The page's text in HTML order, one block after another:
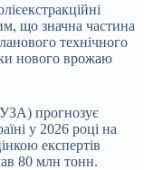
що значна частина
технічного
нового врожаю
прогнозує
у 2026 році на
експертів
80 млн тонн.